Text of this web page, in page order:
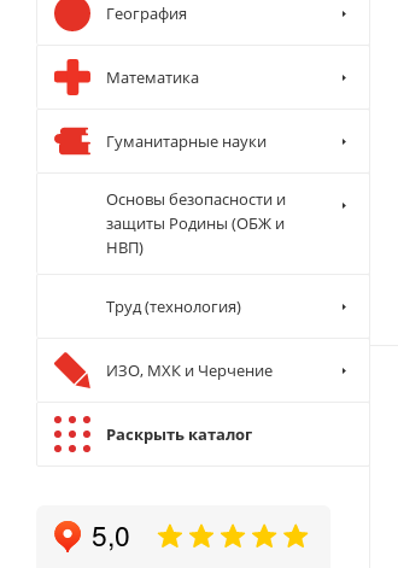
География
Математика
Гуманитарные науки
Основы безопасности и
защиты Родины (ОБЖ и
НВП)
Труд (технология)
ИЗО, МХК и Черчение
Раскрыть каталог